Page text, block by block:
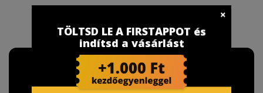
TÖLTSD LE A FIRSTAPPOT és
indítsd a vásárlást